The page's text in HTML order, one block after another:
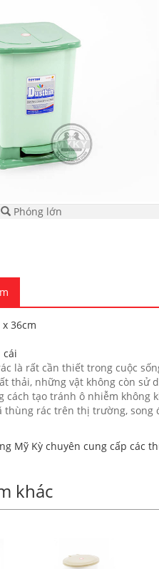
Phóng lớn
36cm
cái
là rất cần thiết trong cuộc
thải, những vật không còn sử
cách tạo tránh ô nhiễm không
thùng rác trên thị trường,
Mỹ Kỳ chuyên cung cấp các
khác